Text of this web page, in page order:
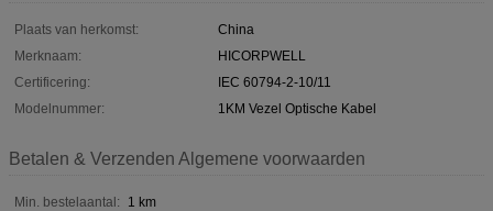
Plaats van herkomst:
China
Merknaam:
HICORPWELL
Certificering:
IEC 60794-2-10/11
Modelnummer:
1KM Vezel Optische Kabel
Betalen & Verzenden Algemene voorwaarden
Min. bestelaantal:
1 km